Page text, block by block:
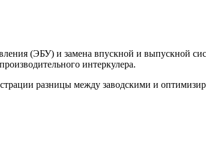
(ЭБУ) и замена впускной и выпускной
интеркулера.
разницы между заводскими и